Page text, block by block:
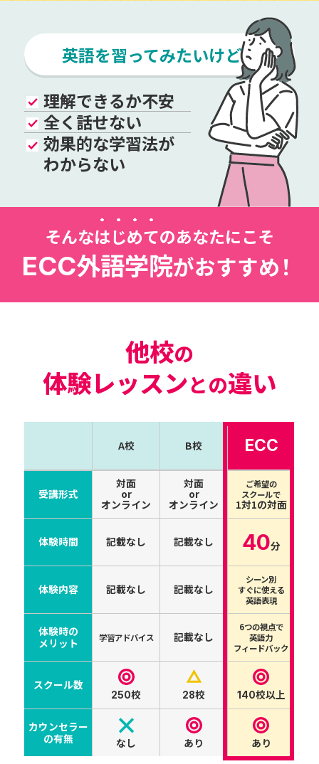
英語を習ってみたいけど…
理解できるか不安
全く話せない
効果的な学習法が
わからない
そんなはじめてのあなたにこそ
ECC外語学院がおすすめ！
他校の
体験レッスンとの違い
A校 B校 ECC
受講形式
対面
or
オンライン
対面
or
オンライン
ご希望の
スクールで
1対1の対面
体験時間 記載なし 記載なし 40分
体験内容 記載なし 記載なし
シーン別
すぐに使える
英語表現
体験時の
メリット
学習アドバイス 記載なし
6つの視点で
英語力
フィードバック
スクール数
250校 28校 140校以上
カウンセラー
の有無
なし あり あり